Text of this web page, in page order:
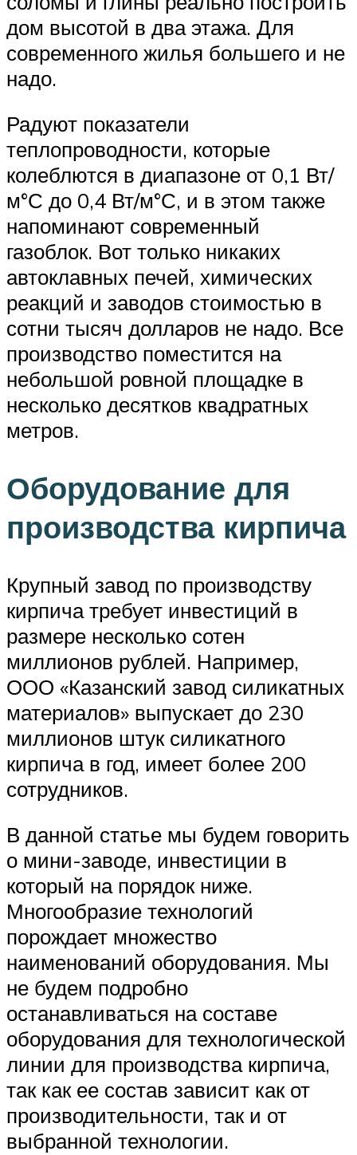
дом высотой в два этажа. Для
современного жилья большего и не
надо.
Радуют показатели
теплопроводности, которые
колеблются в диапазоне от 0,1 Вт/
м°С до 0,4 Вт/м°С, и в этом также
напоминают современный
газоблок. Вот только никаких
автоклавных печей, химических
реакций и заводов стоимостью в
сотни тысяч долларов не надо. Все
производство поместится на
небольшой ровной площадке в
несколько десятков квадратных
метров.
Оборудование для
производства кирпича
Крупный завод по производству
кирпича требует инвестиций в
размере несколько сотен
миллионов рублей. Например,
ООО «Казанский завод силикатных
материалов» выпускает до 230
миллионов штук силикатного
кирпича в год, имеет более 200
сотрудников.
В данной статье мы будем говорить
о мини-заводе, инвестиции в
который на порядок ниже.
Многообразие технологий
порождает множество
наименований оборудования. Мы
не будем подробно
останавливаться на составе
оборудования для технологической
линии для производства кирпича,
так как ее состав зависит как от
производительности, так и от
выбранной технологии.